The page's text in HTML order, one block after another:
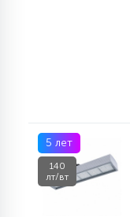
5 лет
140
лт/вт